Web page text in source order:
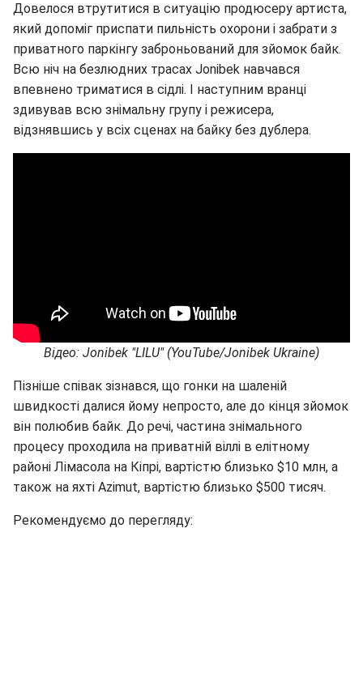
Довелося втрутитися в ситуацію продюсеру артиста,
який допоміг приспати пильність охорони і забрати з
приватного паркінгу заброньований для зйомок байк.
Всю ніч на безлюдних трасах Jonibek навчався
впевнено триматися в сідлі. І наступним вранці
здивував всю знімальну групу і режисера,
відзнявшись у всіх сценах на байку без дублера.
Відео: Jonibek "LILU" (YouTube/Jonibek Ukraine)
Пізніше співак зізнався, що гонки на шаленій
швидкості далися йому непросто, але до кінця зйомок
він полюбив байк. До речі, частина знімального
процесу проходила на приватній віллі в елітному
районі Лімасола на Кіпрі, вартістю близько $10 млн, а
також на яхті Azimut, вартістю близько $500 тисяч.
Рекомендуємо до перегляду: